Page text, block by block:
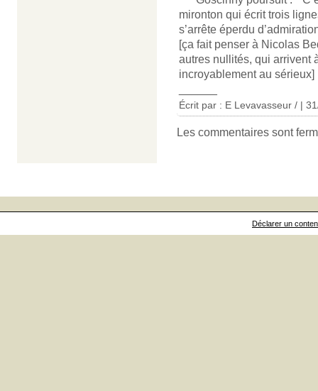
mironton qui écrit trois
s’arrête éperdu
[ça fait penser à Nicolas
autres nullités, qui arrivent
incroyablement au sérieux]
Écrit par : E Levavasseur / |
Les commentaires sont
Déclarer un